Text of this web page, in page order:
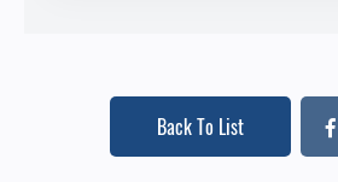
Back To List